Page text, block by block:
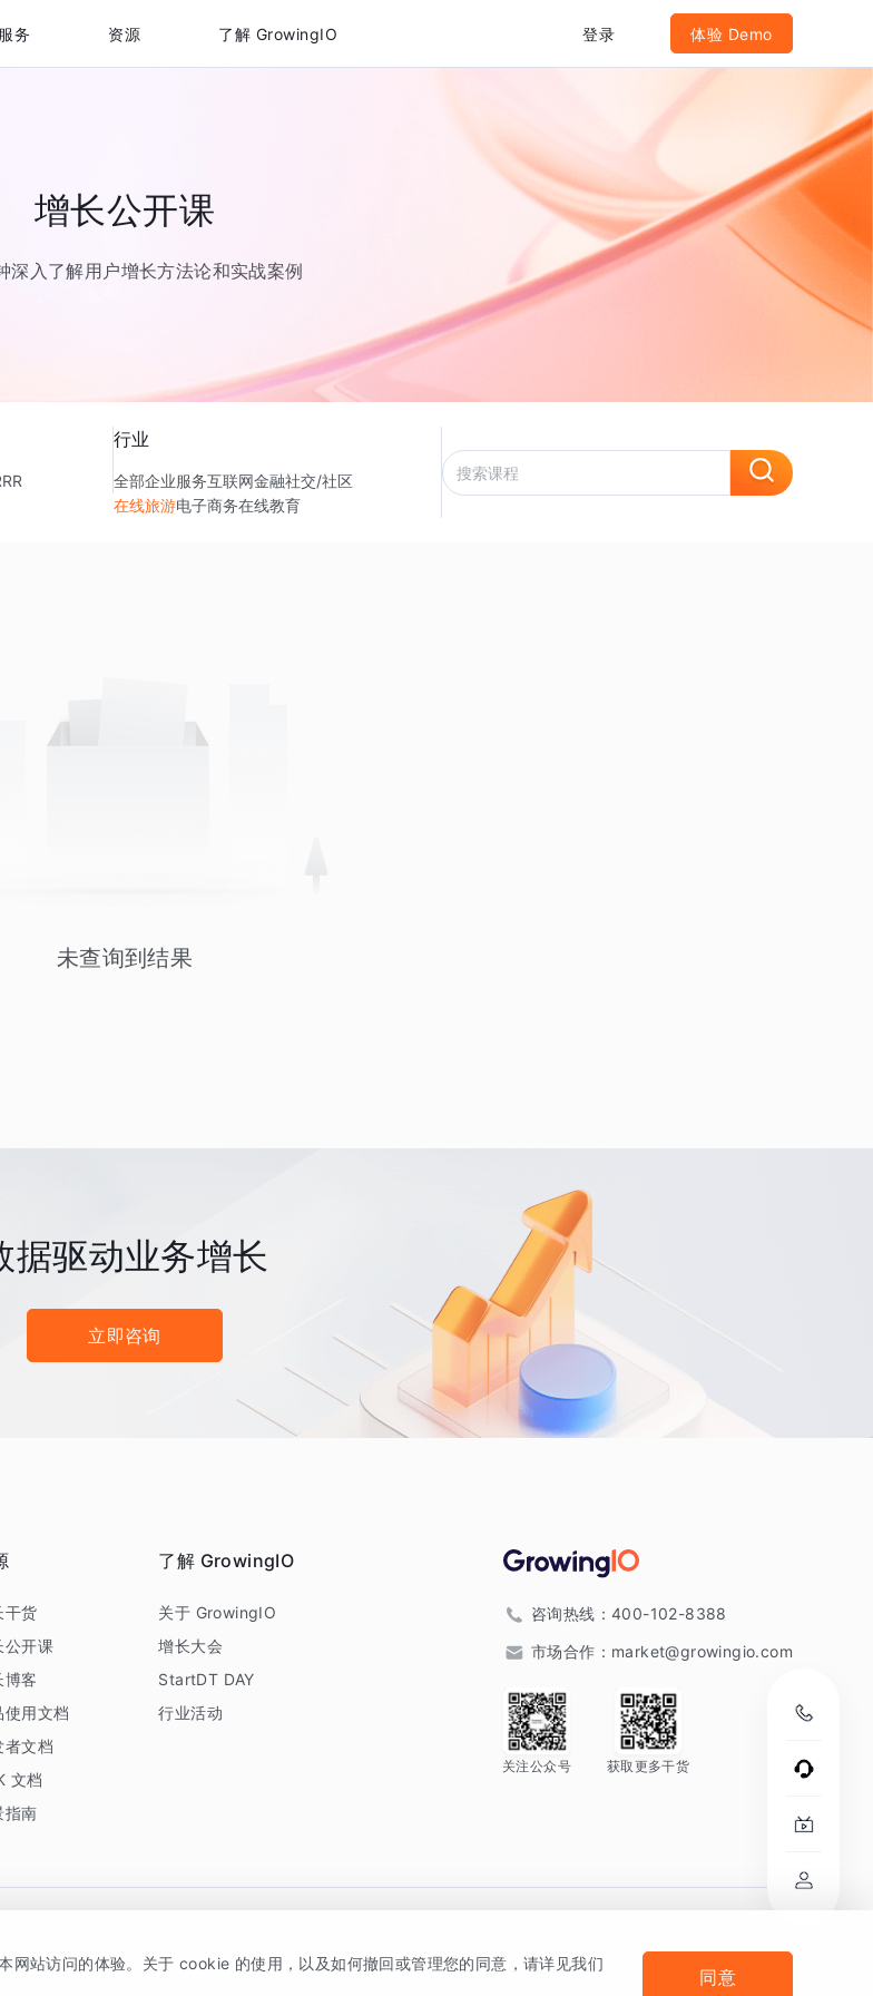
务 资源 了解 GrowingIO 登录 体验 Demo
增长公开课
深入了解用户增长方法论和实战案例
行业
全部企业服务互联网金融社交/社区
在线旅游电子商务在线教育
未查询到结果
据驱动业务增长
立即咨询
干货
公开课
博客
使用文档
者文档
文档
指南
了解 GrowingIO
关于 GrowingIO
增长大会
StartDT DAY
行业活动
咨询热线： 400-102-8388
市场合作： market@growingio.com
关注公众号 获取更多干货
法律声明及隐私条款
站访问的体验。关于 cookie 的使用，以及如何撤回或管理您的同意，请详见我们
同意